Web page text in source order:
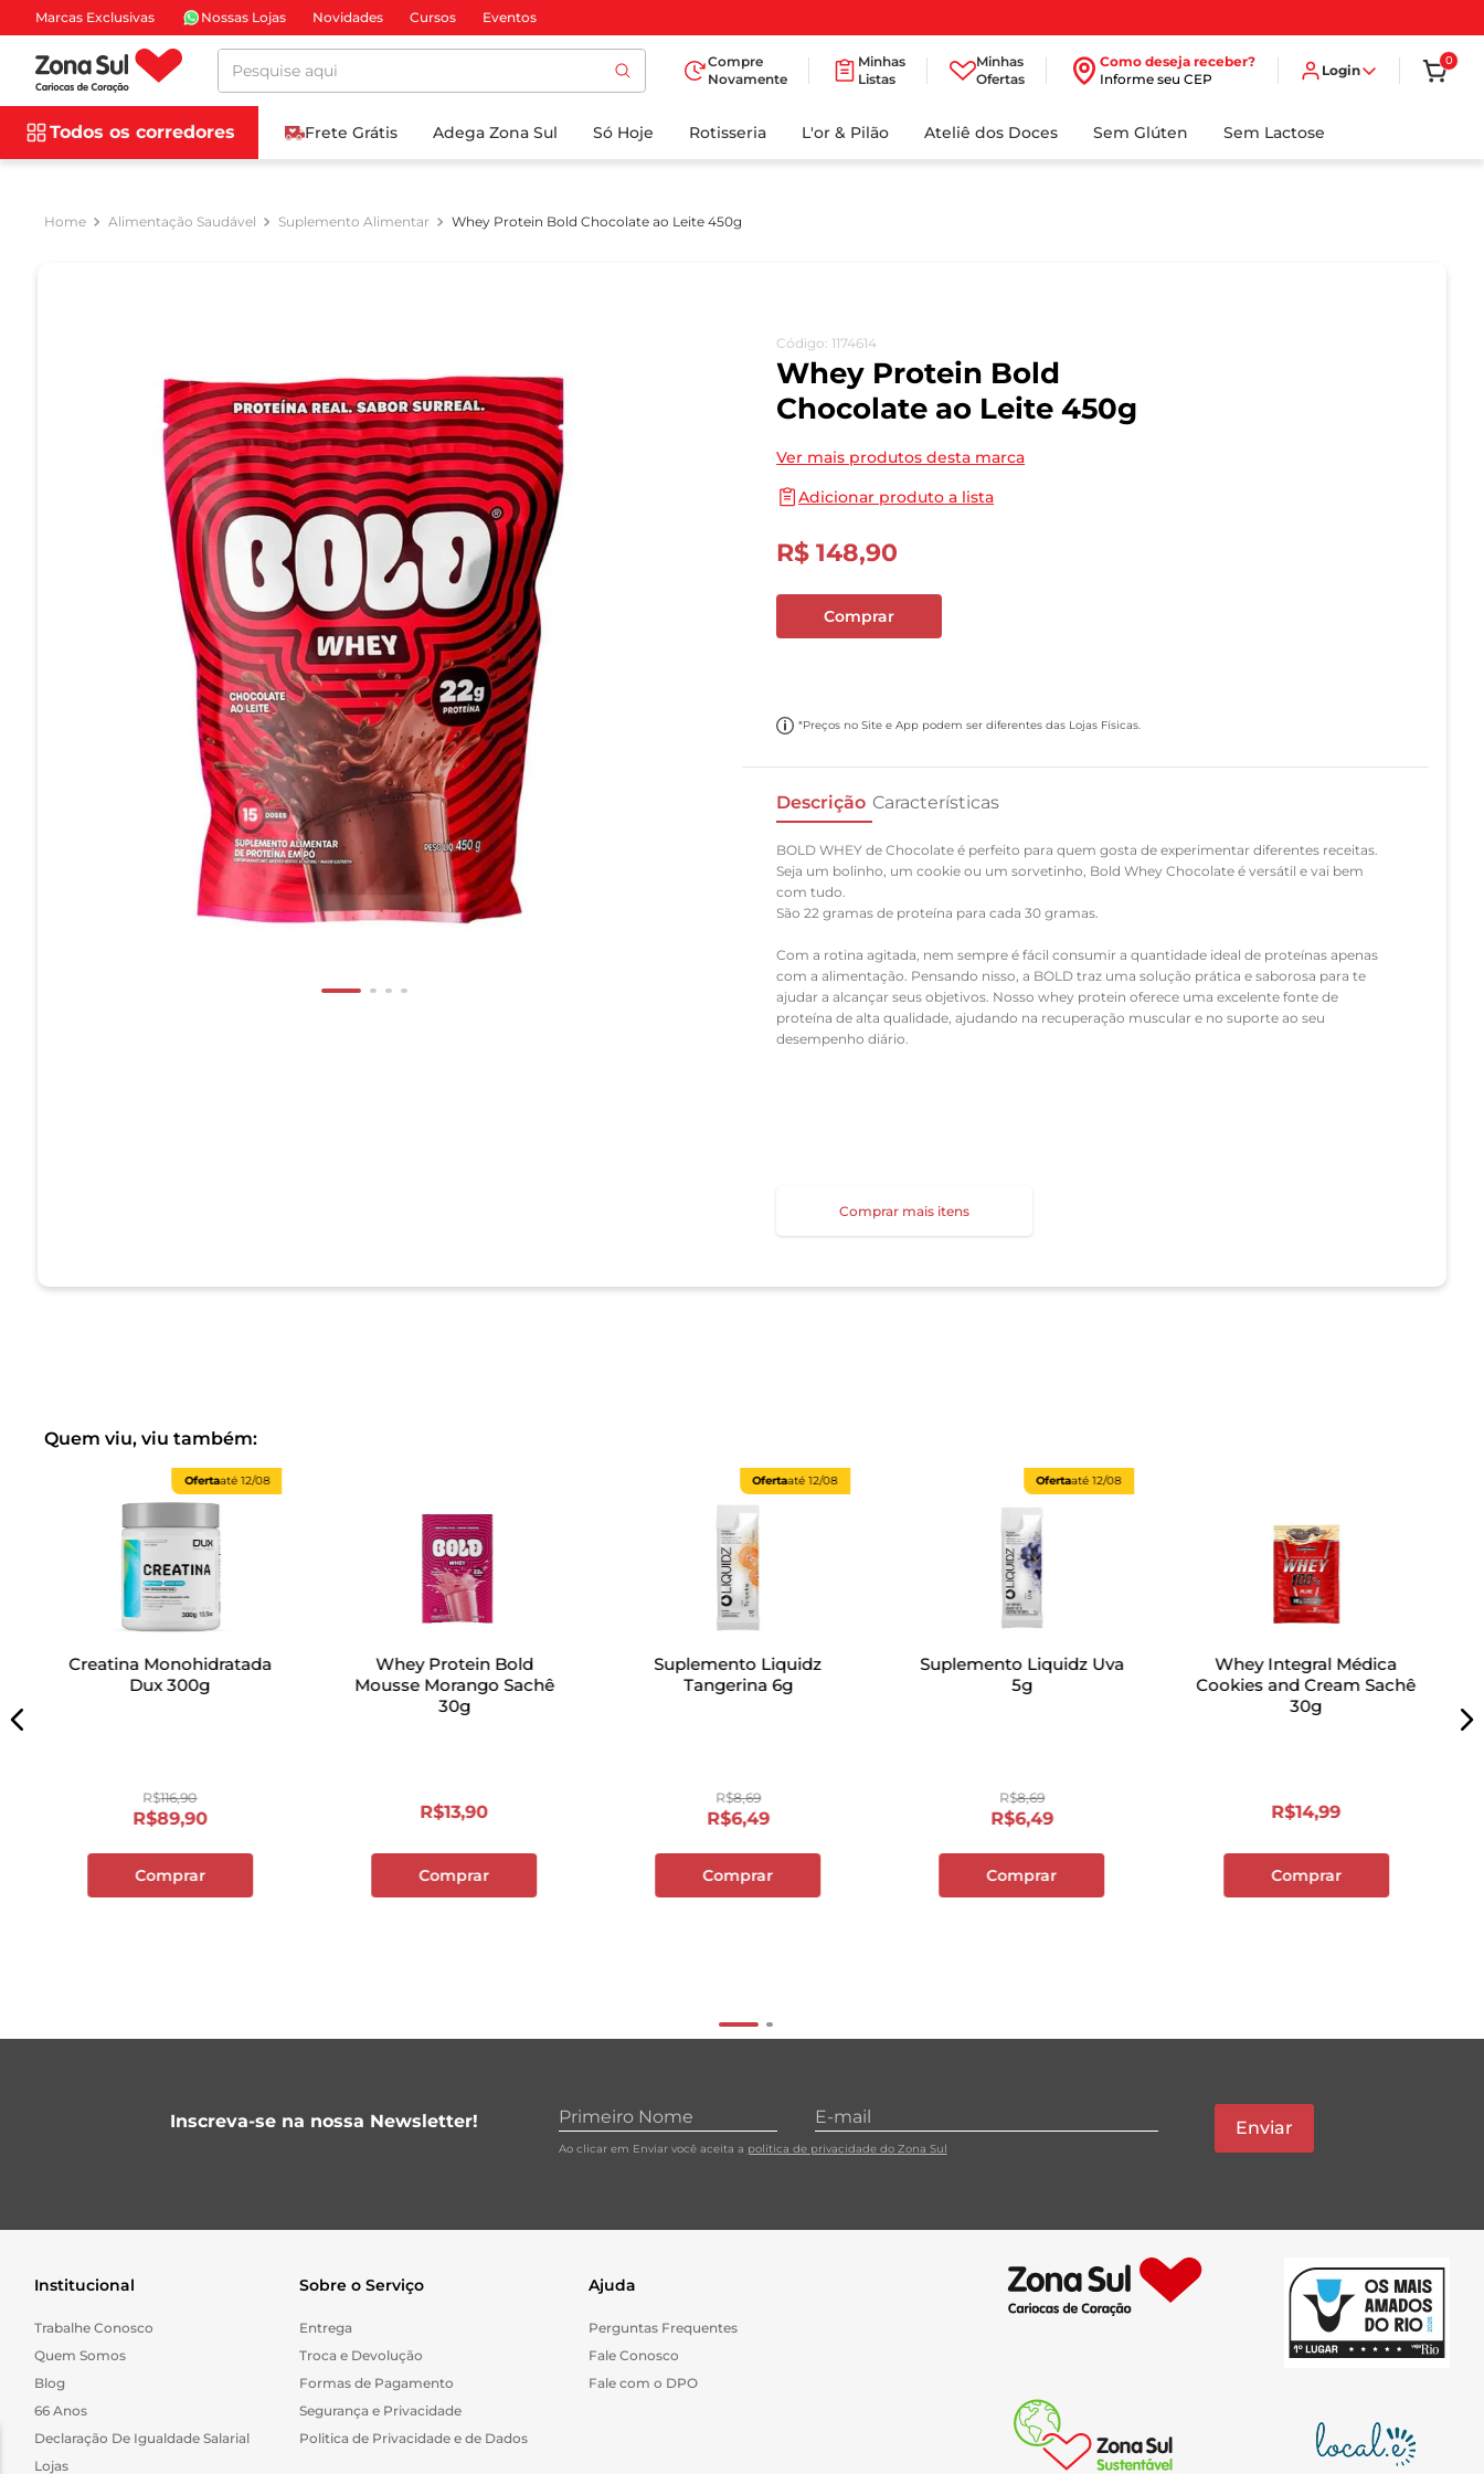
Marcas Exclusivas Nossas Lojas Novidades Cursos Eventos
Pesquise aqui
Compre
Novamente
Minhas
Listas
Minhas
Ofertas
Como deseja receber?
Informe seu CEP
Login
0
Todos os corredores Frete Grátis Adega Zona Sul Só Hoje Rotisseria L'or & Pilão Ateliê dos Doces Sem Glúten Sem Lactose
Alimentação Saudável Suplemento Alimentar Whey Protein Bold Chocolate ao Leite 450g
Código: 1174614
Whey Protein Bold
Chocolate ao Leite 450g
Ver mais produtos desta marca
Adicionar produto a lista
R$ 148,90
Comprar
*Preços no Site e App podem ser diferentes das Lojas Físicas.
Descrição Características
BOLD WHEY de Chocolate é perfeito para quem gosta de experimentar diferentes receitas.
Seja um bolinho, um cookie ou um sorvetinho, Bold Whey Chocolate é versátil e vai bem
com tudo.
São 22 gramas de proteína para cada 30 gramas.
Com a rotina agitada, nem sempre é fácil consumir a quantidade ideal de proteínas apenas
com a alimentação. Pensando nisso, a BOLD traz uma solução prática e saborosa para te
ajudar a alcançar seus objetivos. Nosso whey protein oferece uma excelente fonte de
proteína de alta qualidade, ajudando na recuperação muscular e no suporte ao seu
desempenho diário.
Comprar mais itens
Quem viu, viu também:
Ofertaaté12/08
Creatina Monohidratada
Dux 300g
R$116,90
R$89,90
Comprar
Whey Protein Bold
Mousse Morango Sachê
30g
R$13,90
Comprar
Ofertaaté12/08
Suplemento Liquidz
Tangerina 6g
R$8,69
R$6,49
Comprar
Ofertaaté12/08
Suplemento Liquidz Uva
5g
R$8,69
R$6,49
Comprar
Whey Integral Médica
Cookies and Cream Sachê
30g
R$14,99
Comprar
Inscreva-se na nossa Newsletter!
Ao clicar em Enviar você aceita a política de privacidade do Zona Sul
Enviar
Institucional
Trabalhe Conosco
Quem Somos
Blog
66 Anos
Declaração De Igualdade Salarial
Lojas
Sobre o Serviço
Entrega
Troca e Devolução
Formas de Pagamento
Segurança e Privacidade
Politica de Privacidade e de Dados
Ajuda
Perguntas Frequentes
Fale Conosco
Fale com o DPO
BUSCADOS